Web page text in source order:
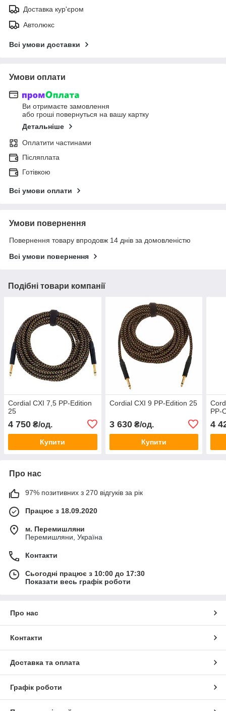
Доставка кур'єром
Автолюкс
Всі умови доставки
Умови оплати
Ви отримаєте замовлення
або гроші повернуться на вашу картку
Детальніше
Оплатити частинами
Післяплата
Готівкою
Всі умови оплати
Умови повернення
Повернення товару впродовж 14 днів за домовленістю
Всі умови повернення
Подібні товари компанії
Cordial CXI 7,5 PP-Edition
25
4 750 ₴/од.
Купити
Cordial CXI 9 PP-Edition 25
3 630₴/од.
Купити
PP-
4
Про нас
97% позитивних з 270 відгуків за рік
Працює з 18.09.2020
м. Перемишляни
Перемишляни, Україна
Контакти
Сьогодні працює з 10:00 до 17:30
Показати весь графік роботи
Про нас
Контакти
Доставка та оплата
Графік роботи